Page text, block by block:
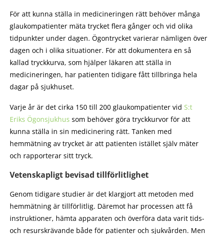
För att kunna ställa in medicineringen rätt behöver många
glaukompatienter mäta trycket flera gånger och vid olika
tidpunkter under dagen. Ögontrycket varierar nämligen över
dagen och i olika situationer. För att dokumentera en så
kallad tryckkurva, som hjälper läkaren att ställa in
medicineringen, har patienten tidigare fått tillbringa hela
dagar på sjukhuset.
Varje år är det cirka 150 till 200 glaukompatienter vid S:t
Eriks Ögonsjukhus som behöver göra tryckkurvor för att
kunna ställa in sin medicinering rätt. Tanken med
hemmätning av trycket är att patienten istället själv mäter
och rapporterar sitt tryck.
Vetenskapligt bevisad tillförlitlighet
Genom tidigare studier är det klargjort att metoden med
hemmätning är tillförlitlig. Däremot har processen att få
instruktioner, hämta apparaten och överföra data varit tids-
och resurskrävande både för patienter och sjukvården. Men